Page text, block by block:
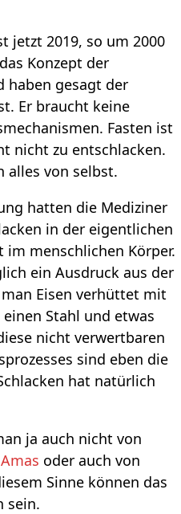
jetzt 2019, so um 2000
Konzept der
haben gesagt der
Er braucht keine
Fasten ist
nicht zu entschlacken.
alles von selbst.
hatten die Mediziner
in der eigentlichen
menschlichen Körper.
ein Ausdruck aus der
Eisen verhüttet mit
Stahl und etwas
nicht verwertbaren
sind eben die
hat natürlich
ja auch nicht von
Amas oder auch von
Sinne können das
sein.